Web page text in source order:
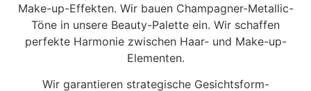
Make-up-Effekten. Wir bauen Champagner-Metallic-
Töne in unsere Beauty-Palette ein. Wir schaffen
perfekte Harmonie zwischen Haar- und Make-up-
Elementen.
Wir garantieren strategische Gesichtsform-